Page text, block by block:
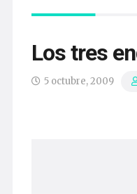
Los tres
5 octubre, 2009